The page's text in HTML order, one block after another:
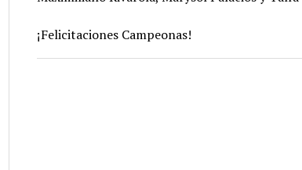
¡Felicitaciones Campeonas!